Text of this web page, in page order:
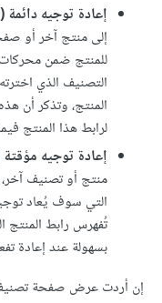
إعادة توجيه دائمة (301)
إلى منتج آخر أو
للمنتج ضمن
التصنيف الذي
المنتج، وتذكر أن
لرابط هذا المنتج
إعادة توجيه مؤقتة
منتج أو تصنيف
التي سوف يُعاد
تُفهرس رابط المنتج
بسهولة عند إعادة
إن أردت عرض صفحة